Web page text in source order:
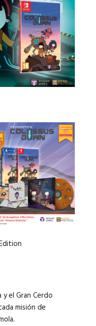
y el Gran Cerdo
misión de